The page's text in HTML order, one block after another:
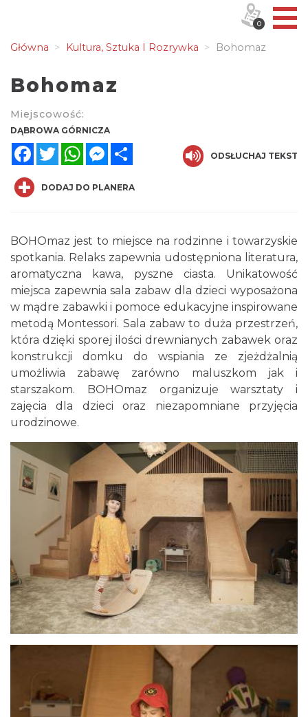
Główna Kultura, Sztuka I Rozrywka Bohomaz
Bohomaz
Miejscowość:
DĄBROWA GÓRNICZA
FacebookTwitterWhatsAppMessenger
ODSŁUCHAJ TEKST
DODAJ DO PLANERA
BOHOmaz jest to miejsce na rodzinne i towarzyskie
spotkania. Relaks zapewnia udostępniona literatura,
aromatyczna kawa, pyszne ciasta. Unikatowość
miejsca zapewnia sala zabaw dla dzieci wyposażona
w mądre zabawki i pomoce edukacyjne inspirowane
metodą Montessori. Sala zabaw to duża przestrzeń,
która dzięki sporej ilości drewnianych zabawek oraz
konstrukcji domku do wspiania ze zjeżdżalnią
umożliwia zabawę zarówno maluszkom jak i
starszakom. BOHOmaz organizuje warsztaty i
zajęcia dla dzieci oraz niezapomniane przyjęcia
urodzinowe.
0